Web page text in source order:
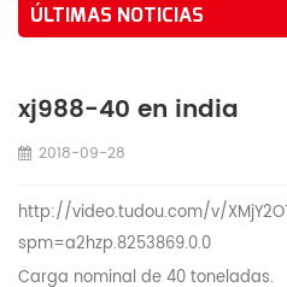
ÚLTIMAS NOTICIAS
xj988-40 en india
2018-09-28
http://video.tudou.com/v/
spm=a2hzp.8253869.0.0
Carga nominal de 40 toneladas.